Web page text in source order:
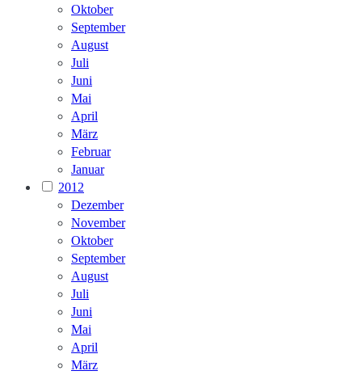
Oktober
September
August
Juli
Juni
Mai
April
März
Februar
Januar
2012
Dezember
November
Oktober
September
August
Juli
Juni
Mai
April
März